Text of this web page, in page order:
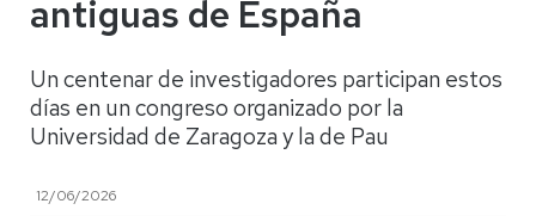
antiguas de España
Un centenar de investigadores participan estos
días en un congreso organizado por la
Universidad de Zaragoza y la de Pau
12/06/2026